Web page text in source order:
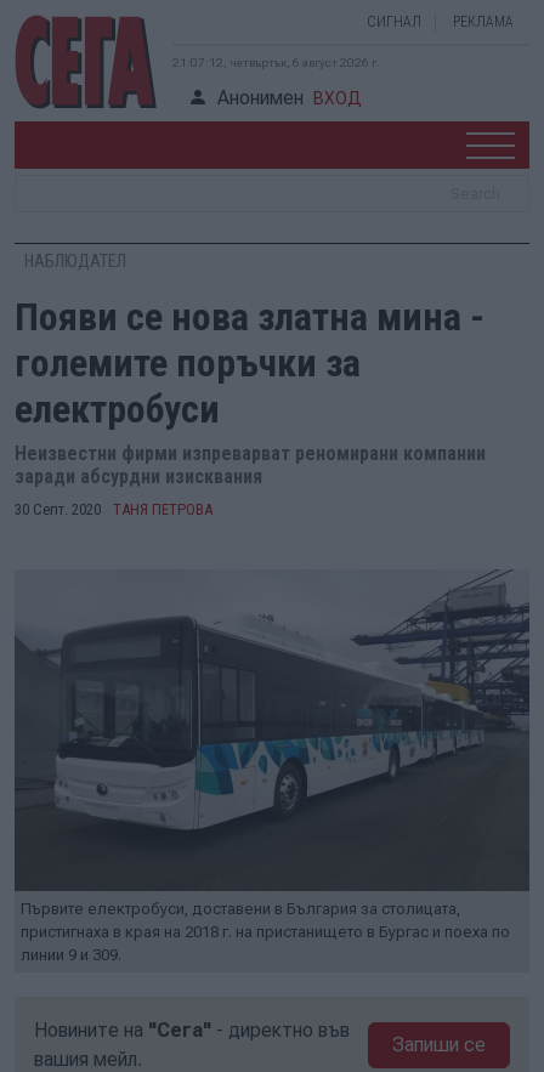
СИГНАЛ РЕКЛАМА
21:07:13, четвъртък, 6 август 2026 г.
Анонимен ВХОД
НАБЛЮДАТЕЛ
Появи се нова златна мина -
големите поръчки за
електробуси
Неизвестни фирми изпреварват реномирани компании
заради абсурдни изисквания
30 Септ. 2020 ТАНЯ ПЕТРОВА
Първите електробуси, доставени в България за столицата,
пристигнаха в края на 2018 г. на пристанището в Бургас и поеха по
линии 9 и 309.
Новините на "Сега" - директно във
вашия мейл.
Запиши се